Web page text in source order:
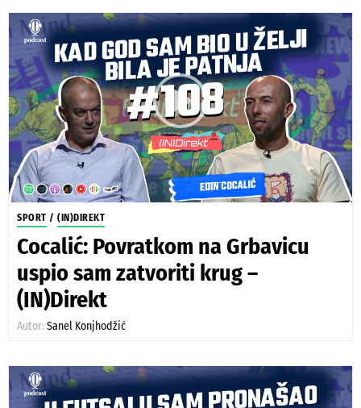
SPORT / (IN)DIREKT
Cocalić: Povratkom na Grbavicu
uspio sam zatvoriti krug –
(IN)Direkt
Autor: Sanel Konjhodžić